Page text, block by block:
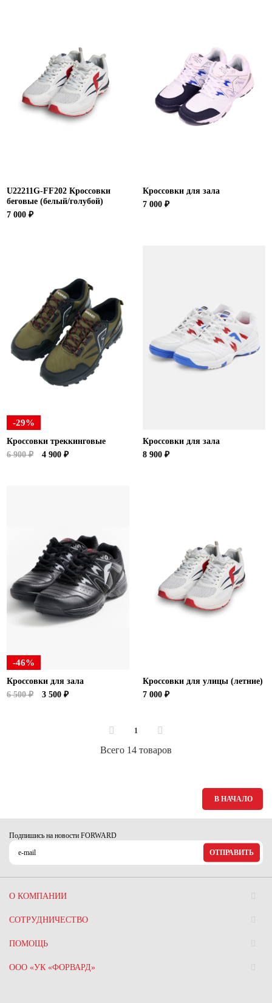
U22211G-FF202 Кроссовки
беговые (белый/голубой)
7 000 ₽
Кроссовки для зала
7 000 ₽
-29%
Кроссовки треккинговые
6 900 ₽
4 900 ₽
Кроссовки для зала
8 900 ₽
-46%
Кроссовки для зала
6 500 ₽
3 500 ₽
Кроссовки для улицы (летние)
7 000 ₽
1
Всего 14 товаров
В НАЧАЛО
Подпишись на новости FORWARD
ОТПРАВИТЬ
О КОМПАНИИ
СОТРУДНИЧЕСТВО
ПОМОЩЬ
ООО «УК «ФОРВАРД»